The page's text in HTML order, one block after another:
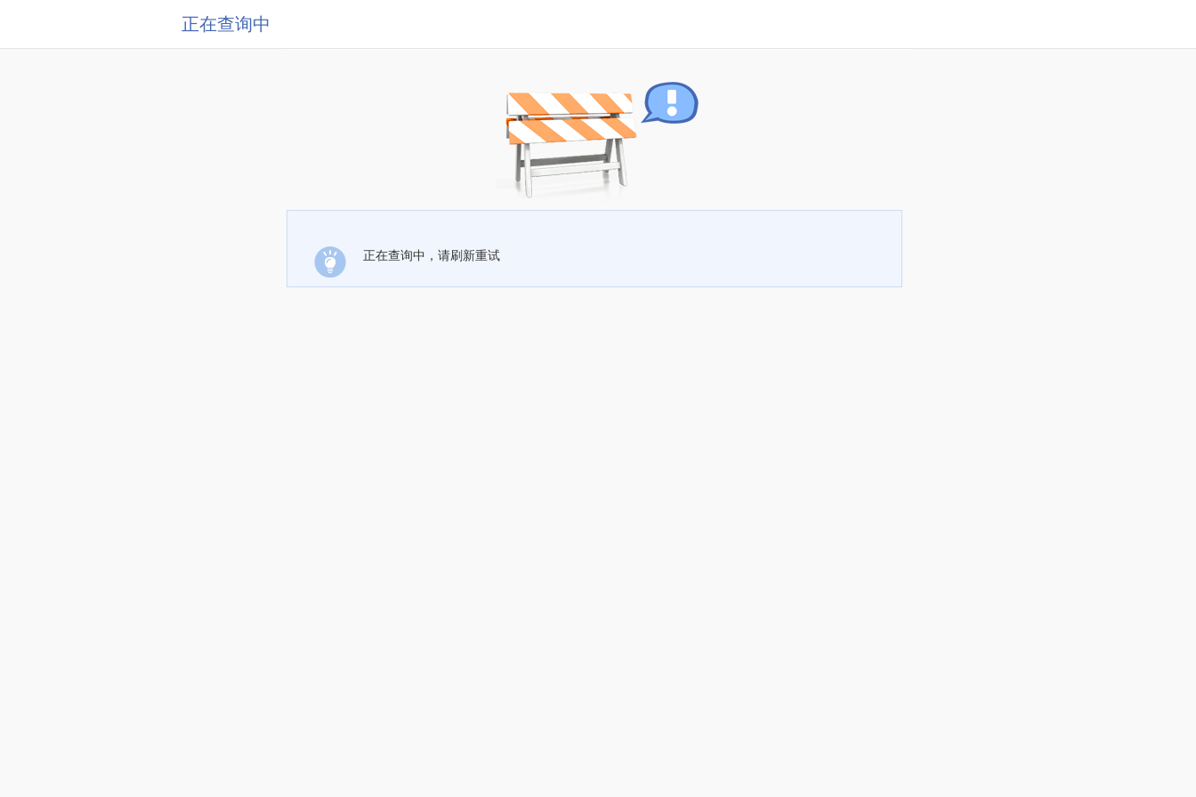
正在查询中
正在查询中，请刷新重试